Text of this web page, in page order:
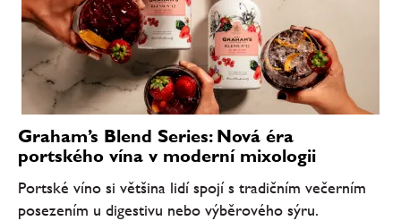
Graham’s Blend Series: Nová éra
portského vína v moderní mixologii
Portské víno si většina lidí spojí s tradičním večerním
posezením u digestivu nebo výběrového sýru.